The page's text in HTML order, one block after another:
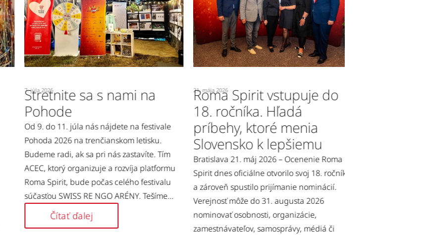
7. júla 2026
Stretnite sa s nami na
Pohode
Od 9. do 11. júla nás nájdete na festivale
Pohoda 2026 na trenčianskom letisku.
Budeme radi, ak sa pri nás zastavíte. Tím
ACEC, ktorý organizuje a rozvíja platformu
Roma Spirit, bude počas celého festivalu
súčasťou SWISS RE NGO ARÉNY. Tešíme...
Čítať ďalej
21. mája 2026
Roma Spirit vstupuje do
18. ročníka. Hľadá
príbehy, ktoré menia
Slovensko k lepšiemu
Bratislava 21. máj 2026 – Ocenenie Roma
Spirit dnes oficiálne otvorilo svoj 18. ročník
a zároveň spustilo prijímanie nominácií.
Verejnosť môže do 31. augusta 2026
nominovať osobnosti, organizácie,
zamestnávateľov, samosprávy, médiá či